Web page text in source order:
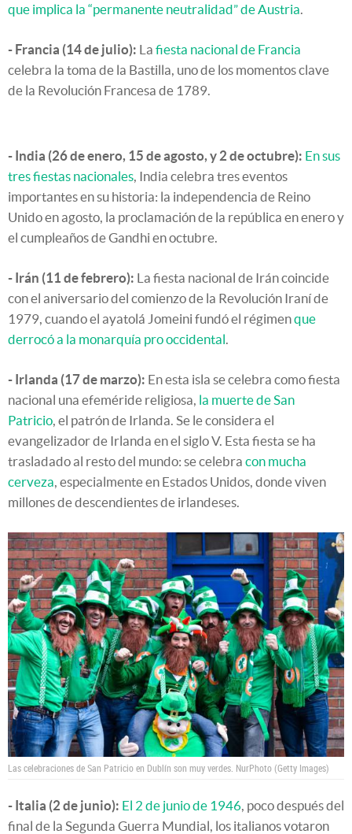
que implica la “permanente neutralidad” de Austria.
- Francia (14 de julio): La fiesta nacional de Francia
celebra la toma de la Bastilla, uno de los momentos clave
de la Revolución Francesa de 1789.
- India (26 de enero, 15 de agosto, y 2 de octubre): En sus
tres fiestas nacionales, India celebra tres eventos
importantes en su historia: la independencia de Reino
Unido en agosto, la proclamación de la república en enero y
el cumpleaños de Gandhi en octubre.
- Irán (11 de febrero): La fiesta nacional de Irán coincide
con el aniversario del comienzo de la Revolución Iraní de
1979, cuando el ayatolá Jomeini fundó el régimenque
derrocó a la monarquía pro occidental.
- Irlanda (17 de marzo): En esta isla se celebra como fiesta
nacional una efeméride religiosa, la muerte de San
Patricio, el patrón de Irlanda. Se le considera el
evangelizador de Irlanda en el siglo V. Esta fiesta se ha
trasladado al resto del mundo: se celebra con mucha
cerveza, especialmente en Estados Unidos, donde viven
millones de descendientes de irlandeses.
Las celebraciones de San Patricio en Dublín son muy verdes. NurPhoto (Getty Images)
- Italia (2 de junio): El 2 de junio de 1946, poco después del
final de la Segunda Guerra Mundial, los italianos votaron